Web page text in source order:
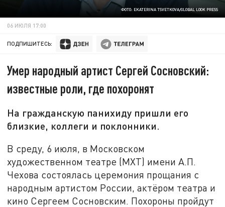
ФОТО: EKATERINA TSVETKOVA/GLOBAL LOOK PRESS
06 ИЮЛЯ 17:00
ПОДПИШИТЕСЬ:
Умер народный артист Сергей Сосновский:
известные роли, где похоронят
На гражданскую панихиду пришли его
близкие, коллеги и поклонники.
В среду, 6 июля, в Московском
художественном театре (МХТ) имени А.П.
Чехова состоялась церемония прощания с
народным артистом России, актёром театра и
кино Сергеем Сосновским. Похороны пройдут